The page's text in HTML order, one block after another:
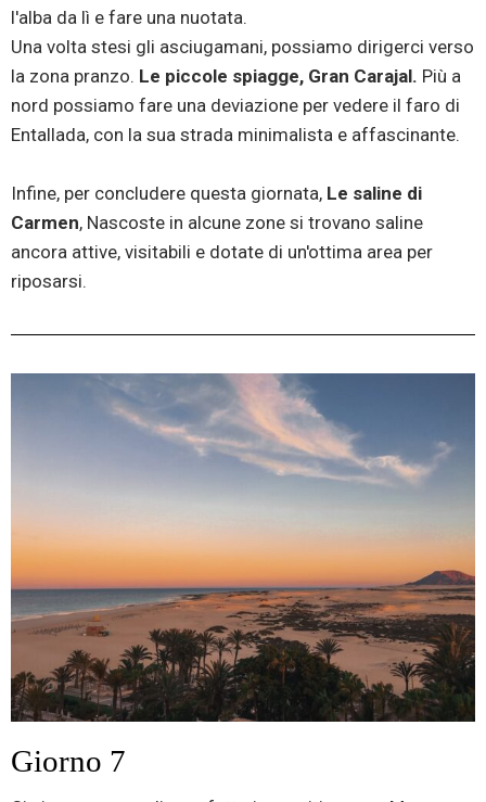
l'alba da lì e fare una nuotata.
Una volta stesi gli asciugamani, possiamo dirigerci verso
la zona pranzo. Le piccole spiagge, Gran Carajal. Più a
nord possiamo fare una deviazione per vedere il faro di
Entallada, con la sua strada minimalista e affascinante.
Infine, per concludere questa giornata, Le saline di
Carmen, Nascoste in alcune zone si trovano saline
ancora attive, visitabili e dotate di un'ottima area per
riposarsi.
Giorno 7